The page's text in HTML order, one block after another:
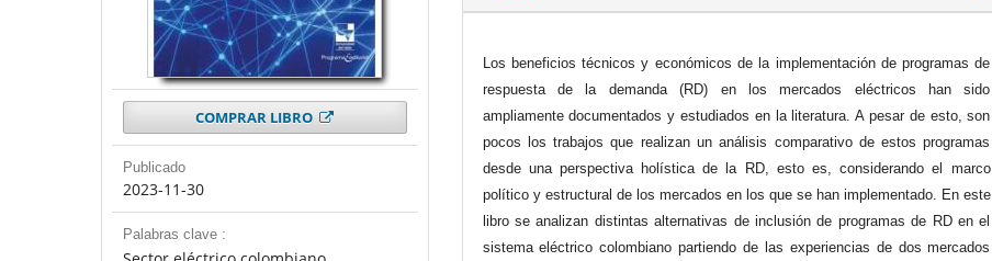
COMPRAR LIBRO
Publicado
2023-11-30
Palabras clave :
Los beneficios técnicos y económicos de la implementación de programas de
respuesta de la demanda (RD) en los mercados eléctricos han sido
ampliamente documentados y estudiados en la literatura. A pesar de esto, son
pocos los trabajos que realizan un análisis comparativo de estos programas
desde una perspectiva holística de la RD, esto es, considerando el marco
político y estructural de los mercados en los que se han implementado. En este
libro se analizan distintas alternativas de inclusión de programas de RD en el
sistema eléctrico colombiano partiendo de las experiencias de dos mercados